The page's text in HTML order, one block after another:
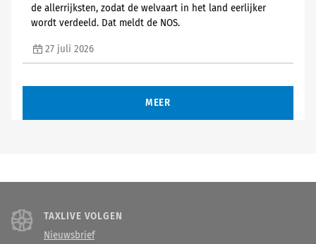
de allerrijksten, zodat de welvaart in het land eerlijker
wordt verdeeld. Dat meldt de NOS.
27 juli 2026
MEER
TAXLIVE VOLGEN
Nieuwsbrief